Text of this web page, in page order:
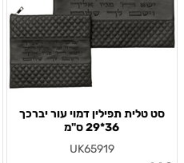
סט טלית תפילין דמוי עור יברכך
36*29 ס"מ
UK65919